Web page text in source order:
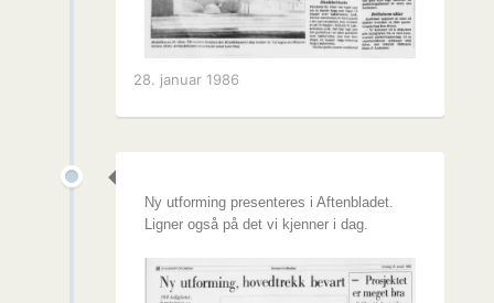
28. januar 1986
Ny utforming presenteres i Aftenbladet.
Ligner også på det vi kjenner i dag.